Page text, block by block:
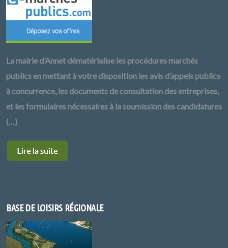
La mairie d’Annet dématérialise les procédures marchés
publics en mettant à votre disposition les avis d’appels publics
à concurrence, les documents de consultation des entreprises,
et les formulaires nécessaires à la soumission des candidatures
(…)
BASE DE LOISIRS RÉGIONALE